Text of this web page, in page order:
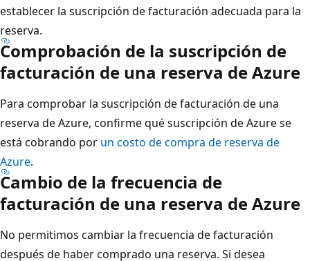
establecer la suscripción de facturación adecuada para la
reserva.
Comprobación de la suscripción de
facturación de una reserva de Azure
Para comprobar la suscripción de facturación de una
reserva de Azure, confirme qué suscripción de Azure se
está cobrando por un costo de compra de reserva de
Azure.
Cambio de la frecuencia de
facturación de una reserva de Azure
No permitimos cambiar la frecuencia de facturación
después de haber comprado una reserva. Si desea